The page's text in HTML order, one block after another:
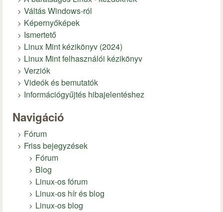
Váltás Windows-ról
Képernyőképek
Ismertető
Linux Mint kézikönyv (2024)
Linux Mint felhasználói kézikönyv
Verziók
Videók és bemutatók
Információgyűjtés hibajelentéshez
Navigáció
Fórum
Friss bejegyzések
Fórum
Blog
Linux-os fórum
Linux-os hír és blog
Linux-os blog